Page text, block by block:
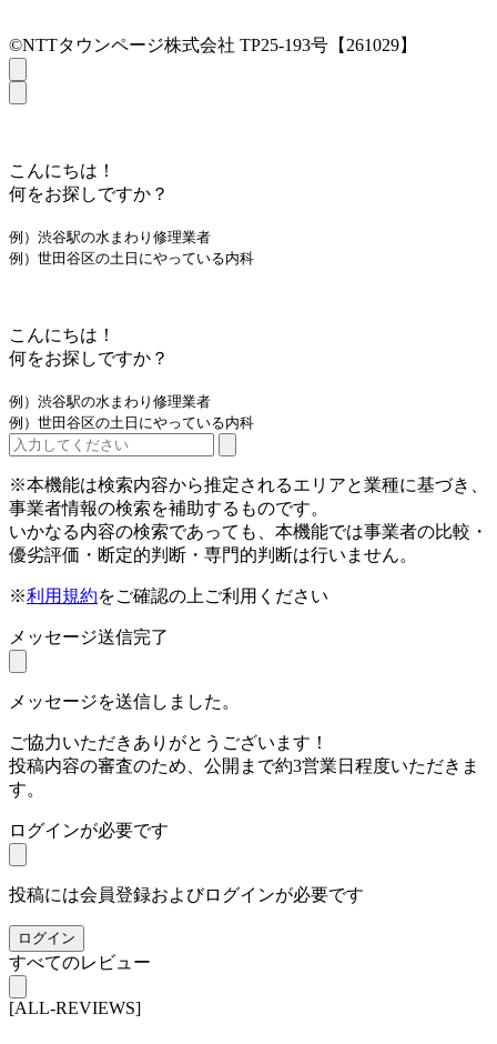
©NTTタウンページ株式会社 TP25-193号【261029】
こんにちは！
何をお探しですか？
例）渋谷駅の水まわり修理業者
例）世田谷区の土日にやっている内科
こんにちは！
何をお探しですか？
例）渋谷駅の水まわり修理業者
例）世田谷区の土日にやっている内科
※本機能は検索内容から推定されるエリアと業種に基づき、
事業者情報の検索を補助するものです。
いかなる内容の検索であっても、本機能では事業者の比較・
優劣評価・断定的判断・専門的判断は行いません。
※利用規約をご確認の上ご利用ください
メッセージ送信完了
メッセージを送信しました。
ご協力いただきありがとうございます！
投稿内容の審査のため、公開まで約3営業日程度いただきま
す。
ログインが必要です
投稿には会員登録およびログインが必要です
ログイン
すべてのレビュー
[ALL-REVIEWS]